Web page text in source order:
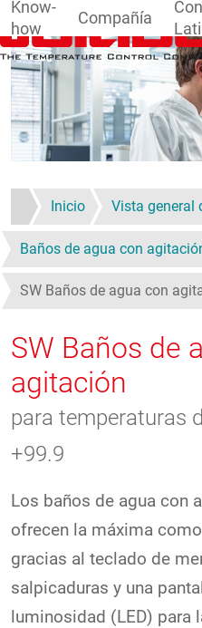
Pasar al contenido principal
Know-
how
Compañía
Inicio Vista general
Baños de agua con
SW Baños de agua con
SW Baños de
agitación
para temperaturas
+99.9
Los baños de agua con
ofrecen la máxima
gracias al teclado de
salpicaduras y una
luminosidad (LED) para